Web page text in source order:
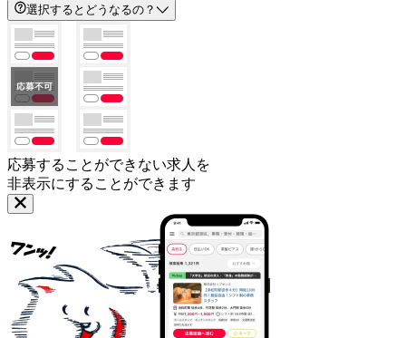
選択するとどうなるの？
応募することができない求人を
非表示にすることができます